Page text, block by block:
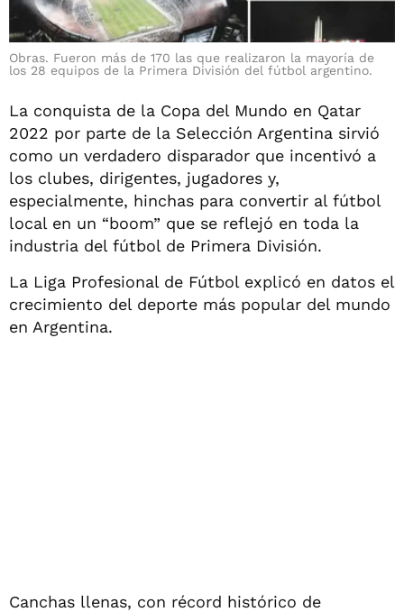
Obras. Fueron más de 170 las que realizaron la mayoría de
los 28 equipos de la Primera División del fútbol argentino.
La conquista de la Copa del Mundo en Qatar
2022 por parte de la Selección Argentina sirvió
como un verdadero disparador que incentivó a
los clubes, dirigentes, jugadores y,
especialmente, hinchas para convertir al fútbol
local en un “boom” que se reflejó en toda la
industria del fútbol de Primera División.
La Liga Profesional de Fútbol explicó en datos el
crecimiento del deporte más popular del mundo
en Argentina.
Canchas llenas, con récord histórico de